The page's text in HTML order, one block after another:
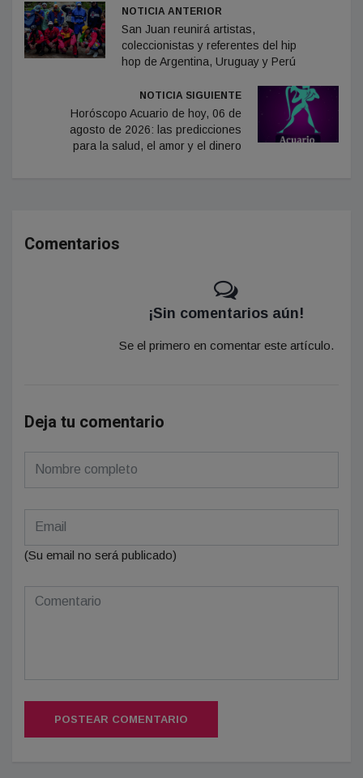
NOTICIA ANTERIOR
San Juan reunirá artistas,
coleccionistas y referentes del hip
hop de Argentina, Uruguay y Perú
NOTICIA SIGUIENTE
Horóscopo Acuario de hoy, 06 de
agosto de 2026: las predicciones
para la salud, el amor y el dinero
Comentarios
¡Sin comentarios aún!
Se el primero en comentar este artículo.
Deja tu comentario
(Su email no será publicado)
POSTEAR COMENTARIO